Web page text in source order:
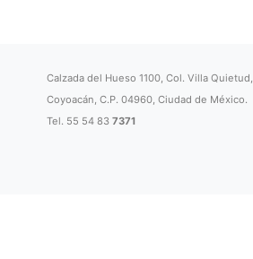
Calzada del Hueso 1100, Col. Villa Quietud,
Coyoacán, C.P. 04960, Ciudad de México.
Tel. 55 54 837371